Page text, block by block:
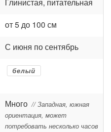
от 5 до 100 см
С июня по сентябрь
белый
Много // Западная, южная
ориентация, может
потребовать несколько часов